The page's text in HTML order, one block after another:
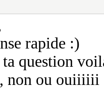
rapide :)
ta question
non ou ouiiiiii